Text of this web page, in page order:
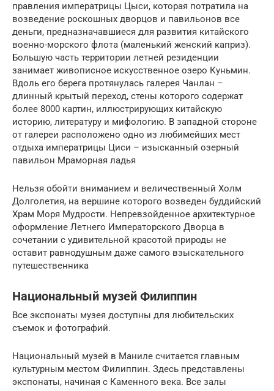
правления императрицы Цыси, которая потратила на
возведение роскошных дворцов и павильонов все
деньги, предназначавшиеся для развития китайского
военно-морского флота (маленький женский каприз).
Большую часть территории летней резиденции
занимает живописное искусственное озеро Куньмин.
Вдоль его берега протянулась галерея Чанлан –
длинный крытый переход, стены которого содержат
более 8000 картин, иллюстрирующих китайскую
историю, литературу и мифологию. В западной стороне
от галереи расположено одно из любимейших мест
отдыха императрицы Циси – изысканный озерный
павильон Мраморная ладья
Нельзя обойти вниманием и величественный Холм
Долголетия, на вершине которого возведен буддийский
Храм Моря Мудрости. Непревзойденное архитектурное
оформление Летнего Императорского Дворца в
сочетании с удивительной красотой природы не
оставит равнодушным даже самого взыскательного
путешественника
Национальный музей Филиппин
Все экспонаты музея доступны для любительских
съемок и фотографий.
Национальный музей в Маниле считается главным
культурным местом Филиппин. Здесь представлены
экспонаты, начиная с Каменного века. Все залы